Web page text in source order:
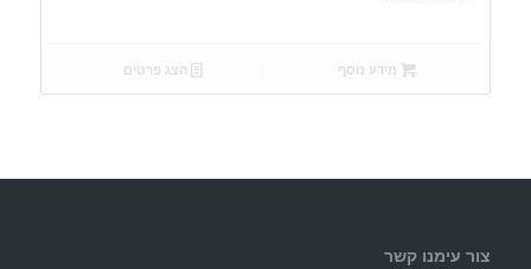
מידע נוסף הצג פרטים
צור עימנו קשר